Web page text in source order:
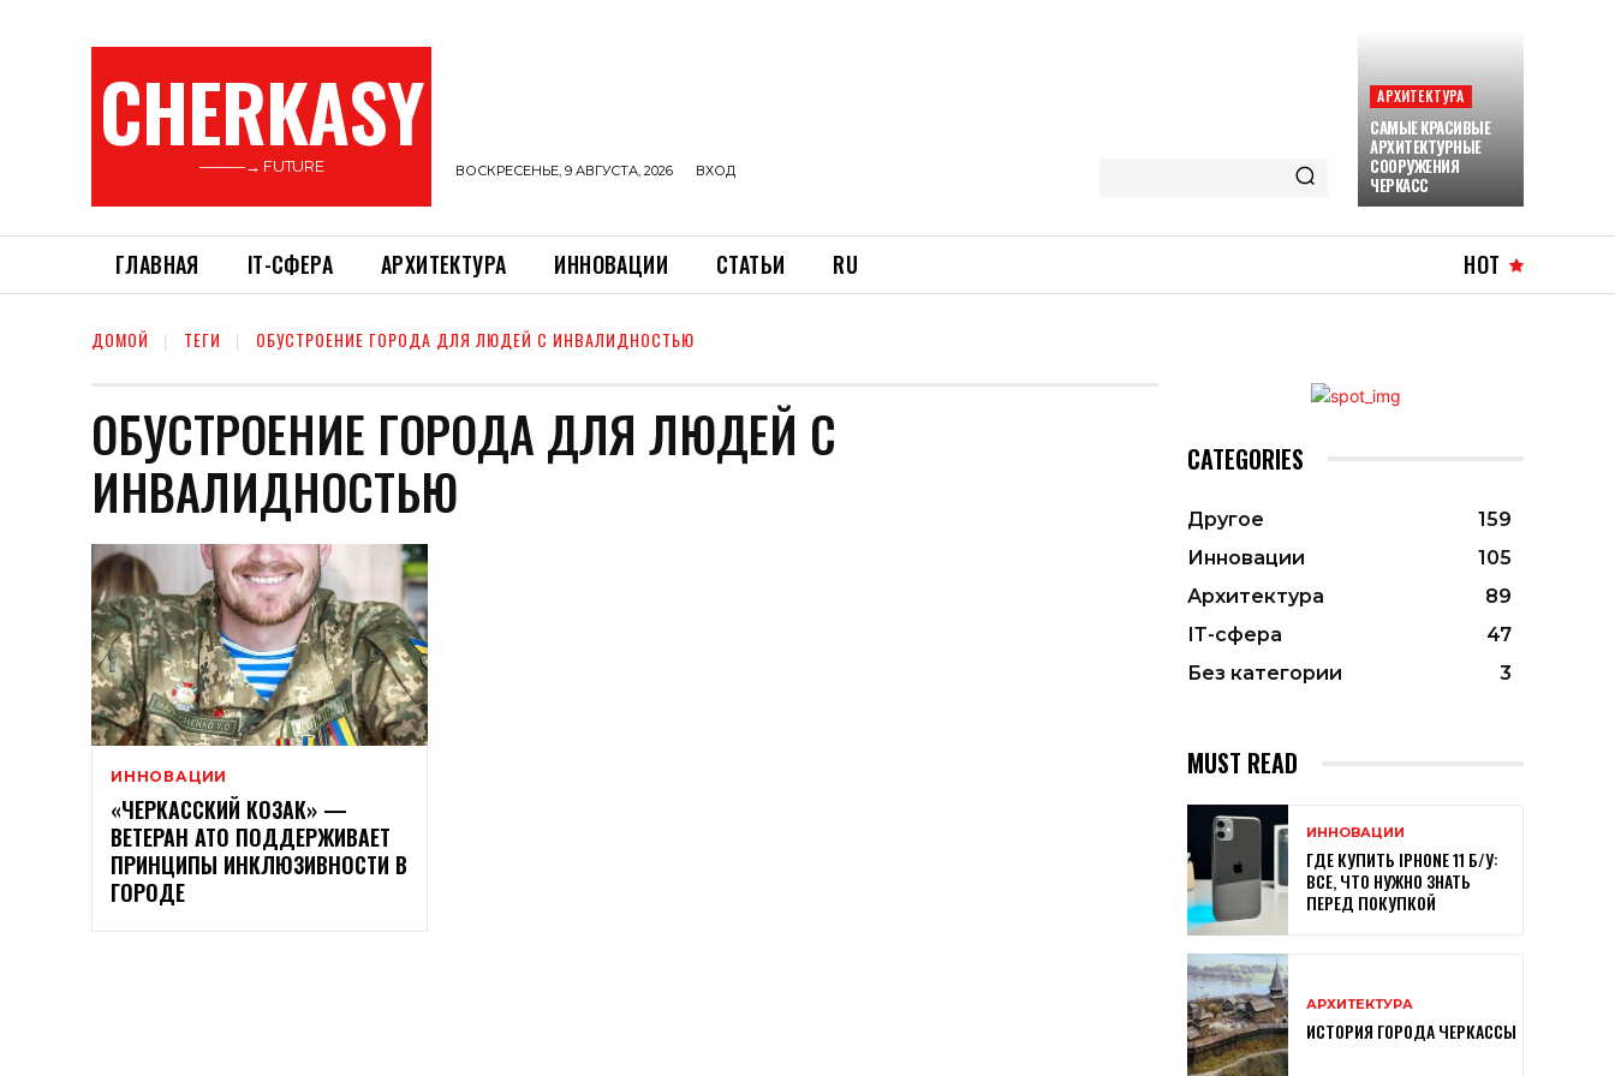
CHERKASY
———→ FUTURE ВОСКРЕСЕНЬЕ, 9 АВГУСТА, 2026 ВХОД
АРХИТЕКТУРА
САМЫЕ КРАСИВЫЕ
АРХИТЕКТУРНЫЕ
СООРУЖЕНИЯ
ЧЕРКАСС
ГЛАВНАЯ ІТ-СФЕРА АРХИТЕКТУРА ИННОВАЦИИ СТАТЬИ RU HOT
ДОМОЙ ТЕГИ ОБУСТРОЕНИЕ ГОРОДА ДЛЯ ЛЮДЕЙ С ИНВАЛИДНОСТЬЮ
ОБУСТРОЕНИЕ ГОРОДА ДЛЯ ЛЮДЕЙ С
ИНВАЛИДНОСТЬЮ
ИННОВАЦИИ
«ЧЕРКАССКИЙ КОЗАК» —
ВЕТЕРАН АТО ПОДДЕРЖИВАЕТ
ПРИНЦИПЫ ИНКЛЮЗИВНОСТИ В
ГОРОДЕ
CATEGORIES
Другое
159
Инновации
105
Архитектура
89
ІТ-сфера
47
Без категории
3
MUST READ
ИННОВАЦИИ
ГДЕ КУПИТЬ IPHONE 11 Б/У:
ВСЕ, ЧТО НУЖНО ЗНАТЬ
ПЕРЕД ПОКУПКОЙ
АРХИТЕКТУРА
ИСТОРИЯ ГОРОДА ЧЕРКАССЫ